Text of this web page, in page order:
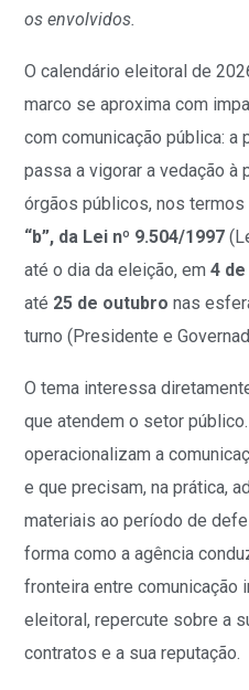
os envolvidos.
O calendário eleitoral de
marco se aproxima com
com comunicação pública: a
passa a vigorar a vedação
órgãos públicos, nos termos
“b”, da Lei nº 9.504/1997
até o dia da eleição, em4
até 25 de outubro nas
turno (Presidente e
O tema interessa
que atendem o setor
operacionalizam a
e que precisam, na prática,
materiais ao período de
forma como a agência
fronteira entre comunicação
eleitoral, repercute sobre a
contratos e a sua reputação.